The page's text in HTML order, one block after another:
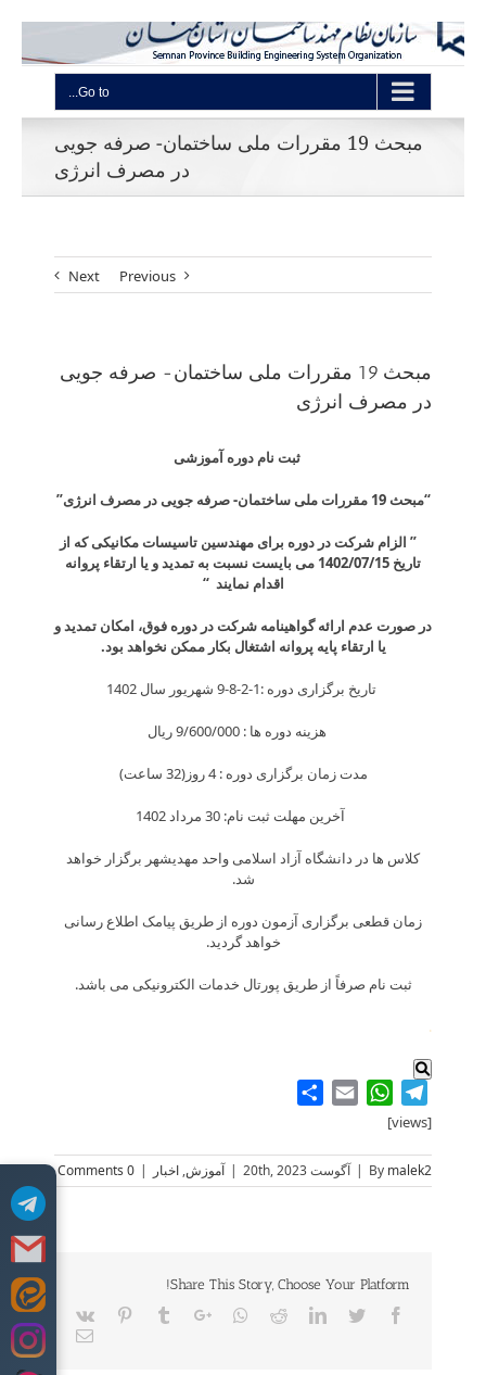
to
Go to...
مبحث 19 مقررات ملی ساختمان- صرفه جویی
در مصرف انرژی
Previous
Next
مبحث 19 مقررات ملی ساختمان- صرفه جویی
در مصرف انرژی
ثبت نام دوره آموزشی
“مبحث 19 مقررات ملی ساختمان- صرفه جویی در مصرف انرژی”
” الزام شرکت در دوره برای مهندسین تاسیسات مکانیکی که از
تاریخ 1402/07/15 می بایست نسبت به تمدید و یا ارتقاء پروانه
اقدام نمایند “
در صورت عدم ارائه گواهینامه شرکت در دوره فوق، امکان تمدید و
یا ارتقاء پایه پروانه اشتغال بکار ممکن نخواهد بود.
تاریخ برگزاری دوره :1-2-8-9 شهریور سال 1402
هزینه دوره ها : 9/600/000 ريال
مدت زمان برگزاری دوره : 4 روز(32 ساعت)
آخرین مهلت ثبت نام: 30 مرداد 1402
کلاس ها در دانشگاه آزاد اسلامی واحد مهدیشهر برگزار خواهد
شد.
زمان قطعی برگزاری آزمون دوره از طریق پیامک اطلاع رسانی
خواهد گردید.
ثبت نام صرفاً از طریق پورتال خدمات الکترونیکی می باشد.
.
Telegram
WhatsApp
Email
[views]
By malek2
| آگوست 20th, 2023 | آموزش, اخبار |
0 Comments
Share This Story, Choose Your Platform!
Facebook
Twitter
LinkedIn
Reddit
Whatsapp
Google+
Tumblr
Pinterest
Vk
Email